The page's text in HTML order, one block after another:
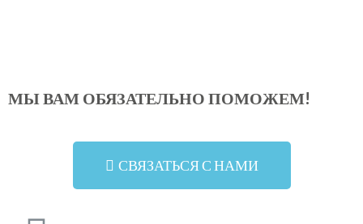
МЫ ВАМ ОБЯЗАТЕЛЬНО ПОМОЖЕМ!
СВЯЗАТЬСЯ С НАМИ